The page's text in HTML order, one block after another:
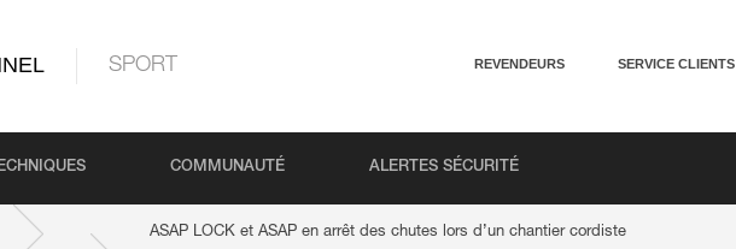
SPORT REVENDEURS SERVICE CLIENTS
COMMUNAUTÉ ALERTES SÉCURITÉ
ASAP LOCK et ASAP en arrêt des chutes lors d’un chantier cordiste